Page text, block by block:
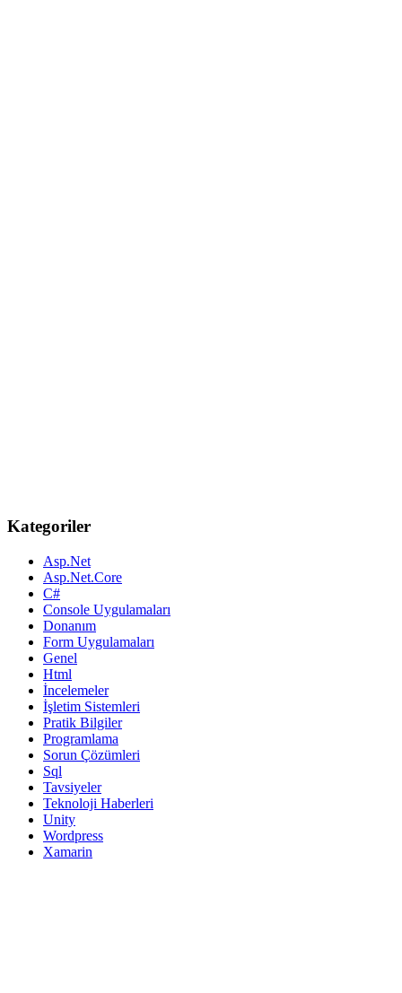
Kategoriler
Asp.Net
Asp.Net.Core
C#
Console Uygulamaları
Donanım
Form Uygulamaları
Genel
Html
İncelemeler
İşletim Sistemleri
Pratik Bilgiler
Programlama
Sorun Çözümleri
Sql
Tavsiyeler
Teknoloji Haberleri
Unity
Wordpress
Xamarin